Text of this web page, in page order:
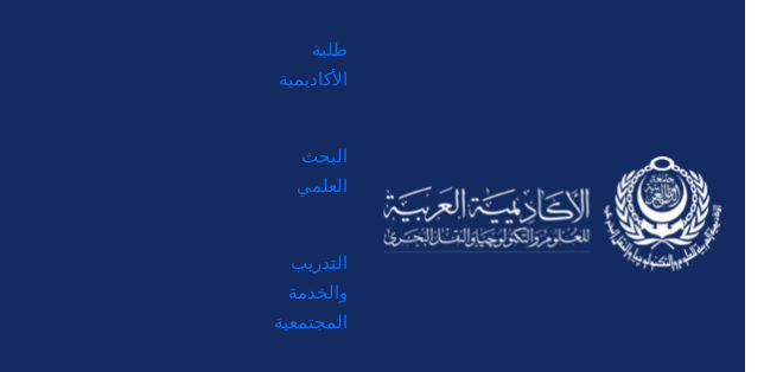
طلبة
الأكاديمية
البحث
العلمي
التدريب
والخدمة
المجتمعية